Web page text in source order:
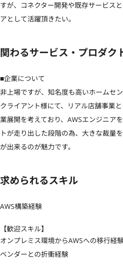
すが、コネクター開発や既存サービス
アとして活躍頂きたい。
関わるサービス・プロダク
■企業について
非上場ですが、知名度も高いホームセ
クライアント様にて、リアル店舗事業
業展開を考えており、AWSエンジニア
トが走り出した段階の為、大きな裁量
が出来るのが魅力です。
求められるスキル
AWS構築経験
【歓迎スキル】
オンプレミス環境からAWSへの移行経
ベンダーとの折衝経験